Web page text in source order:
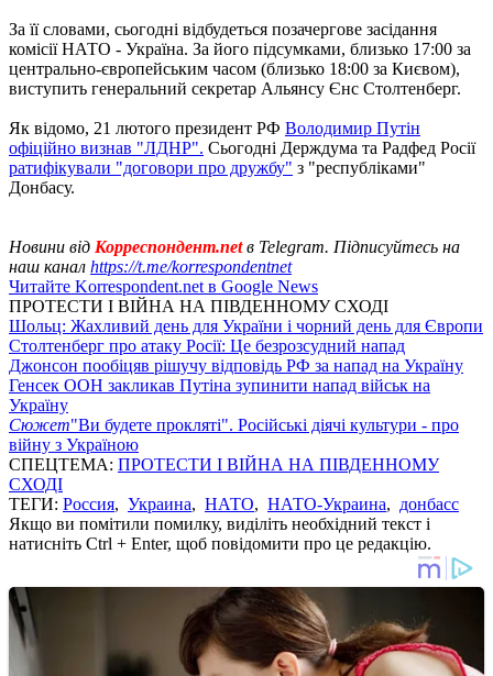
За її словами, сьогодні відбудеться позачергове засідання
комісії НАТО - Україна. За його підсумками, близько 17:00 за
центрально-європейським часом (близько 18:00 за Києвом),
виступить генеральний секретар Альянсу Єнс Столтенберг.
Як відомо, 21 лютого президент РФ Володимир Путін
офіційно визнав "ЛДНР". Сьогодні Держдума та Радфед Росії
ратифікували "договори про дружбу" з "республіками"
Донбасу.
Новини від Корреспондент.netв Telegram. Підписуйтесь на
наш канал https://t.me/korrespondentnet
Читайте Korrespondent.net в Google News
ПРОТЕСТИ І ВІЙНА НА ПІВДЕННОМУ СХОДІ
Шольц: Жахливий день для України і чорний день для Європи
Столтенберг про атаку Росії: Це безрозсудний напад
Джонсон пообіцяв рішучу відповідь РФ за напад на Україну
Генсек ООН закликав Путіна зупинити напад військ на
Україну
Сюжет"Ви будете прокляті". Російські діячі культури - про
війну з Україною
СПЕЦТЕМА: ПРОТЕСТИ І ВІЙНА НА ПІВДЕННОМУ
СХОДІ
ТЕГИ: Россия, Украина, НАТО, НАТО-Украина, донбасс
Якщо ви помітили помилку, виділіть необхідний текст і
натисніть Ctrl + Enter, щоб повідомити про це редакцію.